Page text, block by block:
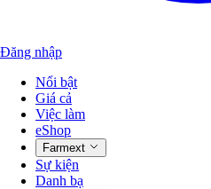
Đăng nhập
Nổi bật
Giá cả
Việc làm
eShop
Farmext
Sự kiện
Danh bạ